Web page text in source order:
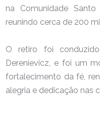
na Comunidade
reunindo cerca de 200
O retiro foi
Derenievicz, e foi um
fortalecimento da fé,
alegria e dedicação nas